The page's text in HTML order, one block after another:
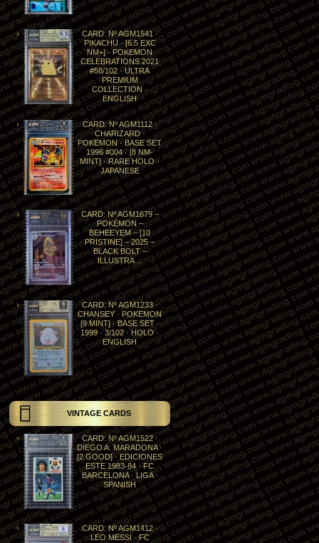
CARD: Nº AGM1541 ·
PIKACHU · [6.5 EXC
NM+] · POKEMON
CELEBRATIONS 2021
#58/102 · ULTRA
PREMIUM
COLLECTION ·
ENGLISH
CARD: Nº AGM1112 ·
CHARIZARD ·
POKEMON · BASE SET
1996 #004 · [8 NM-
MINT] · RARE HOLO ·
JAPANESE
CARD: Nº AGM1679 –
POKÉMON –
BEHEEYEM – [10
PRISTINE] – 2025 –
BLACK BOLT –
ILLUSTRA…
CARD: Nº AGM1233 ·
CHANSEY · POKEMON
[9 MINT] · BASE SET ·
1999 · 3/102 · HOLO ·
ENGLISH
VINTAGE CARDS
CARD: Nº AGM1522 ·
DIEGO A. MARADONA ·
[2 GOOD] · EDICIONES
ESTE 1983-84 · FC
BARCELONA · LIGA ·
SPANISH
CARD: Nº AGM1412 ·
LEO MESSI · FC